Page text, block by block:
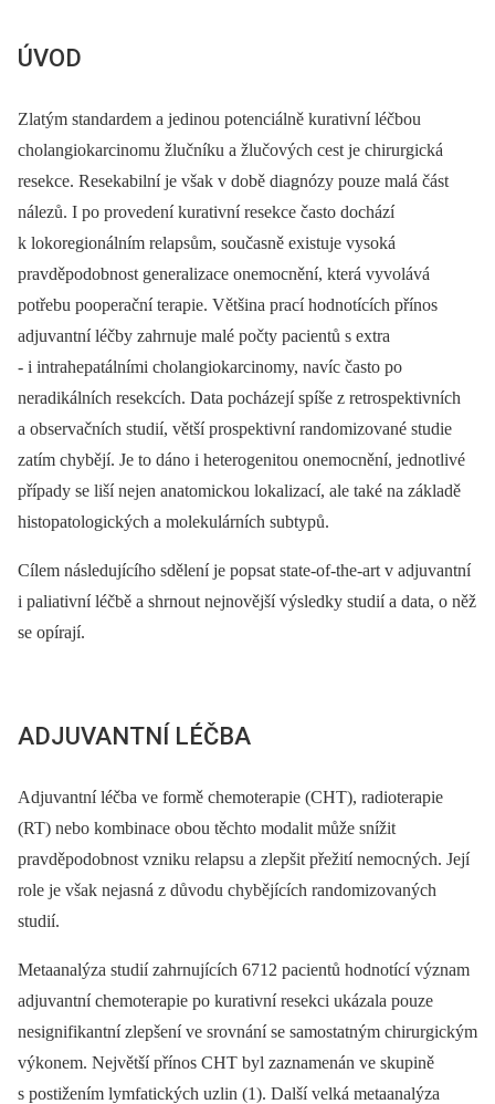
ÚVOD
Zlatým standardem a jedinou potenciálně kurativní léčbou
cholangiokarcinomu žlučníku a žlučových cest je chirurgická
resekce. Resekabilní je však v době diagnózy pouze malá část
nálezů. I po provedení kurativní resekce často dochází
k lokoregionálním relapsům, současně existuje vysoká
pravděpodobnost generalizace onemocnění, která vyvolává
potřebu pooperační terapie. Většina prací hodnotících přínos
adjuvantní léčby zahrnuje malé počty pacientů s extra
-⁠ i intrahepatálními cholangiokarcinomy, navíc často po
neradikálních resekcích. Data pocházejí spíše z retrospektivních
a observačních studií, větší prospektivní randomizované studie
zatím chybějí. Je to dáno i heterogenitou onemocnění, jednotlivé
případy se liší nejen anatomickou lokalizací, ale také na základě
histopatologických a molekulárních subtypů.
Cílem následujícího sdělení je popsat state-of-the-art v adjuvantní
i paliativní léčbě a shrnout nejnovější výsledky studií a data, o něž
se opírají.
ADJUVANTNÍ LÉČBA
Adjuvantní léčba ve formě chemoterapie (CHT), radioterapie
(RT) nebo kombinace obou těchto modalit může snížit
pravděpodobnost vzniku relapsu a zlepšit přežití nemocných. Její
role je však nejasná z důvodu chybějících randomizovaných
studií.
Metaanalýza studií zahrnujících 6712 pacientů hodnotící význam
adjuvantní chemoterapie po kurativní resekci ukázala pouze
nesignifikantní zlepšení ve srovnání se samostatným chirurgickým
výkonem. Největší přínos CHT byl zaznamenán ve skupině
s postižením lymfatických uzlin (1). Další velká metaanalýza